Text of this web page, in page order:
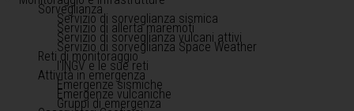
Sorveglianza
Servizio di sorveglianza sismica
Servizio di allerta maremoti
Servizio di sorveglianza vulcani attivi
Servizio di sorveglianza Space Weather
Reti di monitoraggio
l'INGV e le sue reti
Attività in emergenza
Emergenze sismiche
Emergenze vulcaniche
Gruppi di emergenza